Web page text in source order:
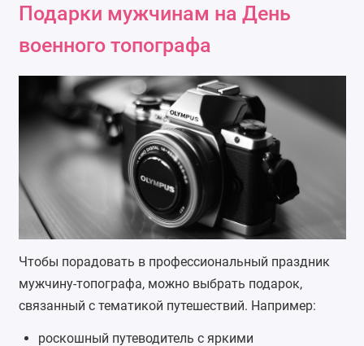
Подарки мужчинам на День
военного топографа
Чтобы порадовать в профессиональный праздник
мужчину-топографа, можно выбрать подарок,
связанный с тематикой путешествий. Например:
роскошный путеводитель с яркими